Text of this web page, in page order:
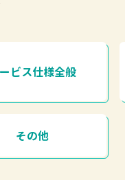
ビス仕様全般
その他